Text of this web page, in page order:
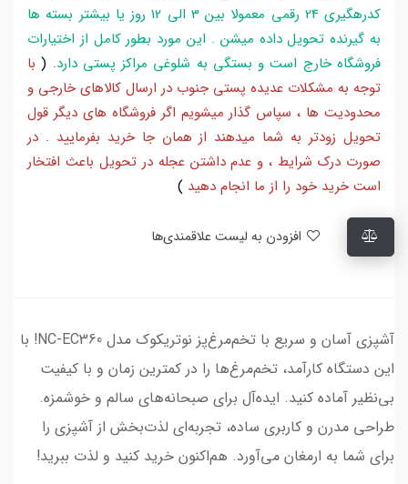
کدرهگیری 24 رقمی معمولا بین 3 الی 12 روز یا بیشتر بسته ها
به گیرنده تحویل داده میشن . این مورد بطور کامل از اختیارات
فروشگاه خارج است و بستگی به شلوغی مراکز پستی دارد.
(با
توجه به مشکلات عدیده پستی جنوب در ارسال کالاهای خارجی و
محدودیت ها ، سپاس گذار میشویم اگر فروشگاه های دیگر قول
تحویل زودتر به شما میدهند از همان جا خرید بفرمایید . در
صورت درک شرایط ، و عدم داشتن عجله در تحویل باعث افتخار
است خرید خود را از ما انجام دهید )
آشپزی آسان و سریع با تخم‌مرغ‌پز نوتریکوک مدل NC-EC360! با
این دستگاه کارآمد، تخم‌مرغ‌ها را در کمترین زمان و با کیفیت
بی‌نظیر آماده کنید. ایده‌آل برای صبحانه‌های سالم و خوشمزه.
طراحی مدرن و کاربری ساده، تجربه‌ای لذت‌بخش از آشپزی را
برای شما به ارمغان می‌آورد. هم‌اکنون خرید کنید و لذت ببرید!